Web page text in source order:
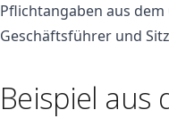
Pflichtangaben aus
Geschäftsführer und
Beispiel aus